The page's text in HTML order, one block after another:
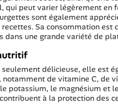
qui peut varier légèrement en
sont également
Sa consommation est
dans une grande variété de
seulement délicieuse, elle est
de vitamine C, de
potassium, le magnésium et
à la protection des